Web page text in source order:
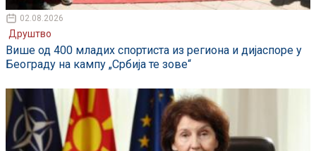
02.08.2026
Друштво
Више од 400 младих спортиста из региона и дијаспоре у
Београду на кампу „Србија те зове“